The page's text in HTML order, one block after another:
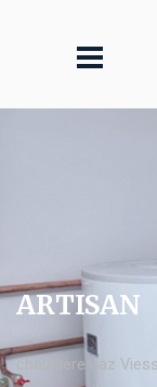
ARTISAN
chaudière gaz